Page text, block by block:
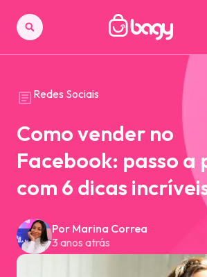
Redes Sociais
Como vender no
Facebook: passo a
com 6 dicas
Por Marina Correa
3 anos atrás